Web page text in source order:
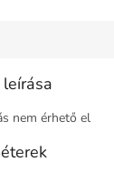
nem érhető el